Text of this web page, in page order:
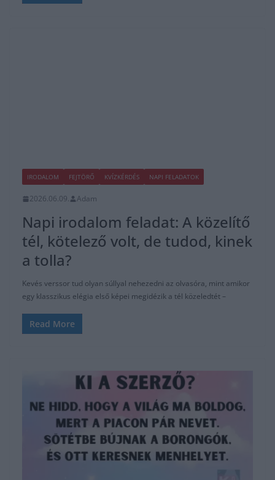
IRODALOM FEJTÖRŐ KVÍZKÉRDÉS NAPI FELADATOK
2026.06.09. Adam
Napi irodalom feladat: A közelítő
tél, kötelező volt, de tudod, kinek
a tolla?
Kevés verssor tud olyan súllyal nehezedni az olvasóra, mint amikor
egy klasszikus elégia első képei megidézik a tél közeledtét –
Read More